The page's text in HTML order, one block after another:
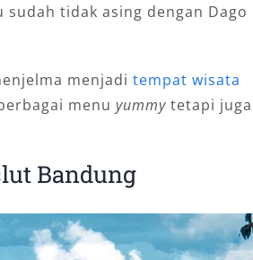
tidak asing dengan Dago
menjadi tempat wisata
menu yummytetapi juga
Bandung